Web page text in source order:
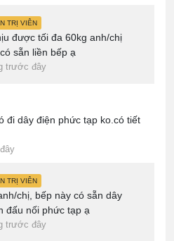
TRỊ VIÊN
được tối đa 60kg anh/chị
sẵn liền bếp ạ
trước đây
đi dây điện phức tạp ko.có tiết
TRỊ VIÊN
chị, bếp này có sẵn dây
đấu nối phức tạp ạ
trước đây